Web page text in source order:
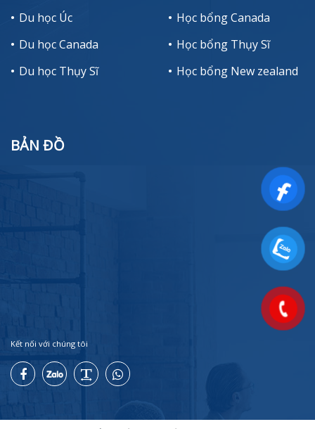
Du học Úc
Du học Canada
Du học Thụy Sĩ
Học bổng Canada
Học bổng Thụy Sĩ
Học bổng New zealand
BẢN ĐỒ
Kết nối với chúng tôi